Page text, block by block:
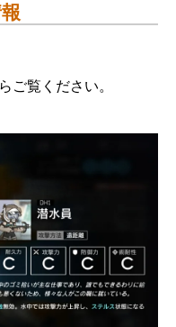
ご覧ください。